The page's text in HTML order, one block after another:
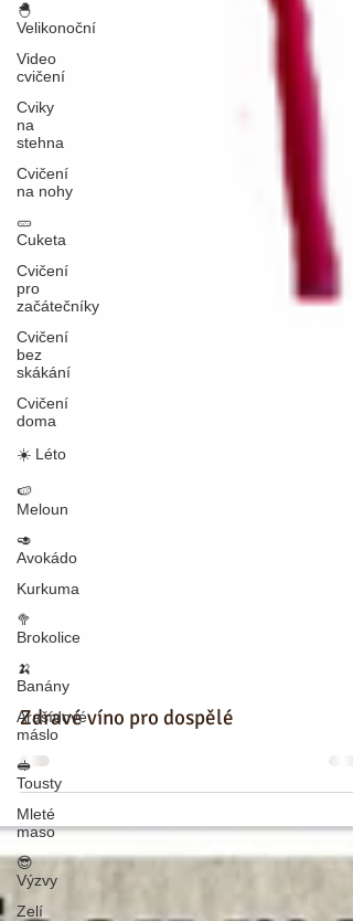
🐣
Velikonoční
Video
cvičení
Cviky
na
stehna
Cvičení
na nohy
🥒
Cuketa
Cvičení
pro
začátečníky
Cvičení
bez
skákání
Cvičení
doma
☀️ Léto
🍉
Meloun
🥑
Avokádo
Kurkuma
🥦
Brokolice
🍌
Banány
Arašídové
máslo
🥪
Tousty
Mleté
maso
😎
Výzvy
Zelí
Zdravé víno pro dospělé